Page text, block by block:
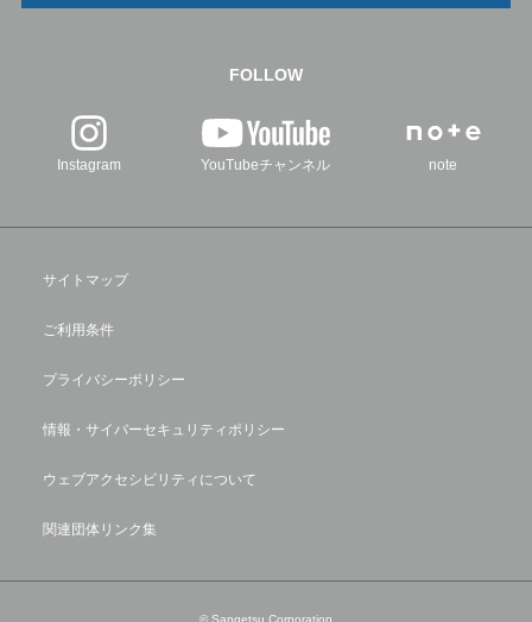
FOLLOW
Instagram YouTubeチャンネル note
サイトマップ
ご利用条件
プライバシーポリシー
情報・サイバーセキュリティポリシー
ウェブアクセシビリティについて
関連団体リンク集
© Sangetsu Corporation